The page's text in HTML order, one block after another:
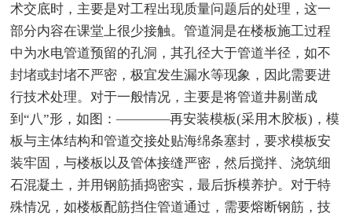
术交底时，主要是对工程出现质量问题后的处理，这一
部分内容在课堂上很少接触。管道洞是在楼板施工过程
中为水电管道预留的孔洞，其孔径大于管道半径，如不
封堵或封堵不严密，极宜发生漏水等现象，因此需要进
行技术处理。对于一般情况，主要是将管道井剔凿成
到“八”形，如图：————再安装模板(采用木胶板)，模
板与主体结构和管道交接处贴海绵条塞封，要求模板安
装牢固，与楼板以及管体接缝严密，然后搅拌、浇筑细
石混凝土，并用钢筋插捣密实，最后拆模养护。对于特
殊情况，如楼板配筋挡住管道通过，需要熔断钢筋，技